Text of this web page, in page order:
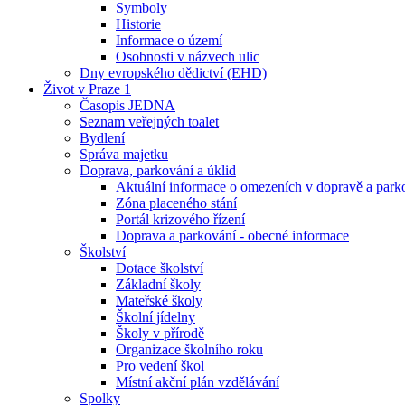
Symboly
Historie
Informace o území
Osobnosti v názvech ulic
Dny evropského dědictví (EHD)
Život v Praze 1
Časopis JEDNA
Seznam veřejných toalet
Bydlení
Správa majetku
Doprava, parkování a úklid
Aktuální informace o omezeních v dopravě a
Zóna placeného stání
Portál krizového řízení
Doprava a parkování - obecné informace
Školství
Dotace školství
Základní školy
Mateřské školy
Školní jídelny
Školy v přírodě
Organizace školního roku
Pro vedení škol
Místní akční plán vzdělávání
Spolky